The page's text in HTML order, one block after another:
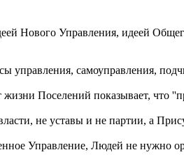
Нового Управления, идеей
управления, самоуправления,
Поселений показывает, что
не уставы и не партии, а
Управление, Людей не нужно